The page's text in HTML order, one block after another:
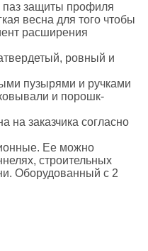
паз защиты профиля
весна для того чтобы
расширения
ровный и
пузырями и ручками
и порошк-
на заказчика согласно
Ее можно
строительных
Оборудованный с 2